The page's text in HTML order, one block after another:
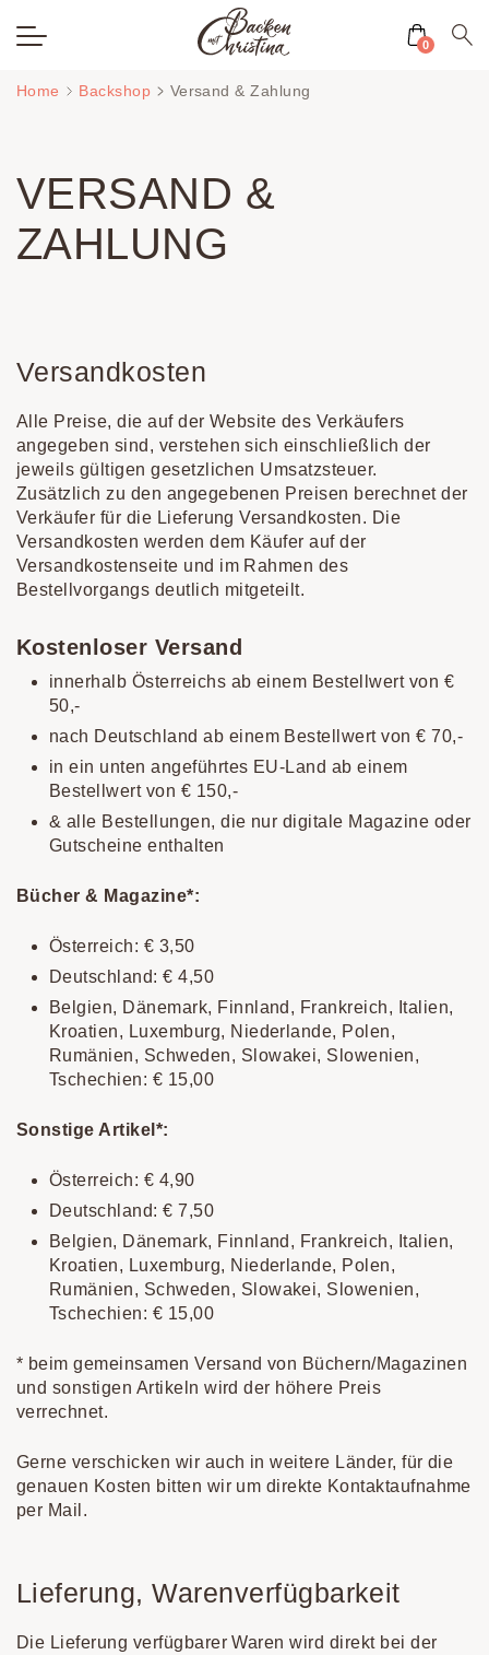
0
Home Backshop Versand & Zahlung
VERSAND &
ZAHLUNG
Versandkosten
Alle Preise, die auf der Website des Verkäufers
angegeben sind, verstehen sich einschließlich der
jeweils gültigen gesetzlichen Umsatzsteuer.
Zusätzlich zu den angegebenen Preisen berechnet der
Verkäufer für die Lieferung Versandkosten. Die
Versandkosten werden dem Käufer auf der
Versandkostenseite und im Rahmen des
Bestellvorgangs deutlich mitgeteilt.
Kostenloser Versand
innerhalb Österreichs ab einem Bestellwert von €
50,-
nach Deutschland ab einem Bestellwert von € 70,-
in ein unten angeführtes EU-Land ab einem
Bestellwert von € 150,-
& alle Bestellungen, die nur digitale Magazine oder
Gutscheine enthalten
Bücher & Magazine*:
Österreich: € 3,50
Deutschland: € 4,50
Belgien, Dänemark, Finnland, Frankreich, Italien,
Kroatien, Luxemburg, Niederlande, Polen,
Rumänien, Schweden, Slowakei, Slowenien,
Tschechien: € 15,00
Sonstige Artikel*:
Österreich: € 4,90
Deutschland: € 7,50
Belgien, Dänemark, Finnland, Frankreich, Italien,
Kroatien, Luxemburg, Niederlande, Polen,
Rumänien, Schweden, Slowakei, Slowenien,
Tschechien: € 15,00
* beim gemeinsamen Versand von Büchern/Magazinen
und sonstigen Artikeln wird der höhere Preis
verrechnet.
Gerne verschicken wir auch in weitere Länder, für die
genauen Kosten bitten wir um direkte Kontaktaufnahme
per Mail.
Lieferung, Warenverfügbarkeit
Die Lieferung verfügbarer Waren wird direkt bei der